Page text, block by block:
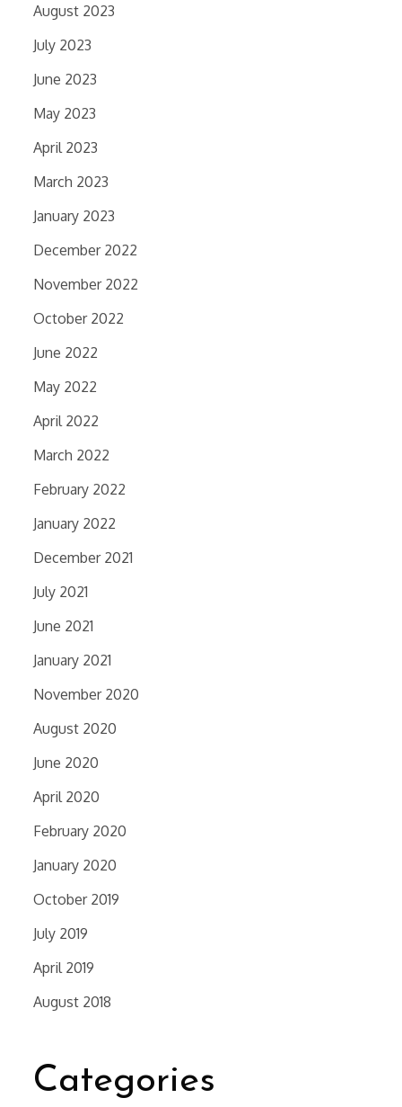
August 2023
July 2023
June 2023
May 2023
April 2023
March 2023
January 2023
December 2022
November 2022
October 2022
June 2022
May 2022
April 2022
March 2022
February 2022
January 2022
December 2021
July 2021
June 2021
January 2021
November 2020
August 2020
June 2020
April 2020
February 2020
January 2020
October 2019
July 2019
April 2019
August 2018
Categories